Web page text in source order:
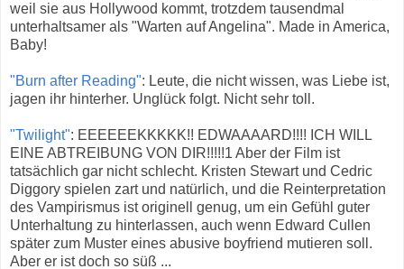
weil sie aus Hollywood kommt, trotzdem tausendmal
unterhaltsamer als "Warten auf Angelina". Made in America,
Baby!
"Burn after Reading": Leute, die nicht wissen, was Liebe ist,
jagen ihr hinterher. Unglück folgt. Nicht sehr toll.
"Twilight": EEEEEEKKKKK!! EDWAAAARD!!!! ICH WILL
EINE ABTREIBUNG VON DIR!!!!!1 Aber der Film ist
tatsächlich gar nicht schlecht. Kristen Stewart und Cedric
Diggory spielen zart und natürlich, und die Reinterpretation
des Vampirismus ist originell genug, um ein Gefühl guter
Unterhaltung zu hinterlassen, auch wenn Edward Cullen
später zum Muster eines abusive boyfriend mutieren soll.
Aber er ist doch so süß ...